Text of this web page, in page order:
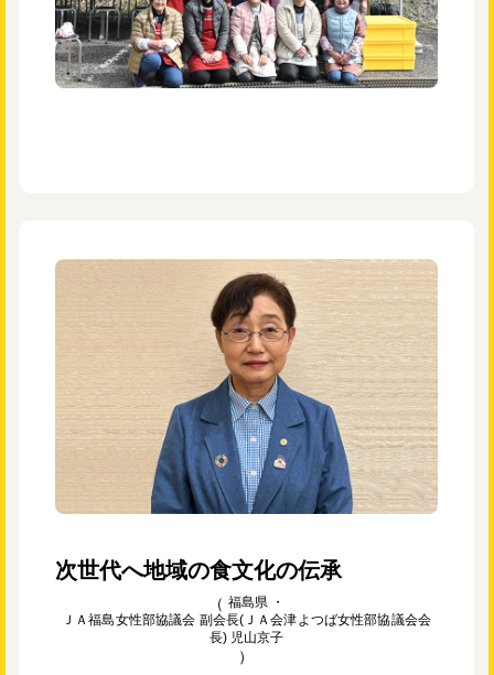
次世代へ地域の食文化の伝承
福島県 ・
ＪＡ福島女性部協議会 副会長(ＪＡ会津よつば女性部協議会会
長) 児山京子